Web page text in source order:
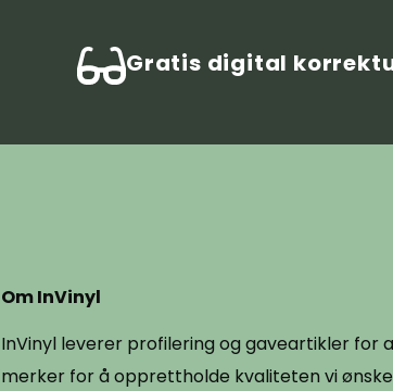
Gratis digital
Om InVinyl
InVinyl leverer profilering og gaveartikler for
merker for å opprettholde kvaliteten vi